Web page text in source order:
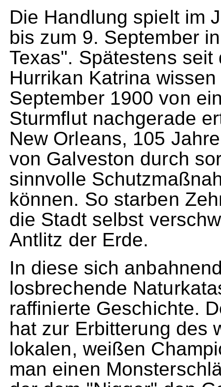
Die Handlung spielt im
bis zum 9. September
Texas". Spätestens
Hurrikan Katrina
September 1900 von
Sturmflut nachgerade
New Orleans, 105
von Galveston durch
sinnvolle
können. So starben
die Stadt selbst
Antlitz der Erde.
In diese sich
losbrechende
raffinierte Geschichte.
hat zur Erbitterung des
lokalen, weißen
man einen